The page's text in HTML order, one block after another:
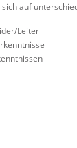
auf
Leiter